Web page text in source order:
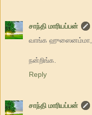
சாந்தி மாரியப்பன்
வாங்க ஹுஸைனம்மா,
நன்றிங்க.
Reply
சாந்தி மாரியப்பன்